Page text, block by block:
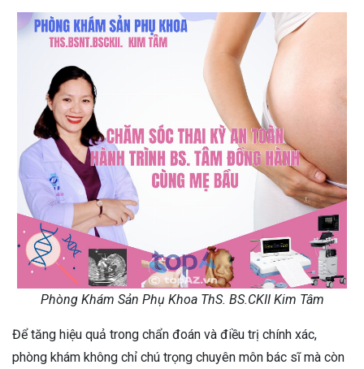
Phòng Khám Sản Phụ Khoa ThS. BS.CKII Kim Tâm
Để tăng hiệu quả trong chẩn đoán và điều trị chính xác,
phòng khám không chỉ chú trọng chuyên môn bác sĩ mà còn